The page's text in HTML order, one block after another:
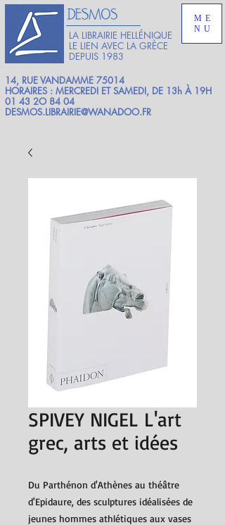
LA LIBRAIRIE HELLÉNIQUE
LE LIEN AVEC LA GRÈCE
DEPUIS 1983
ME
NU
14, RUE VANDAMME 75014
HORAIRES : MERCREDI ET SAMEDI, DE 13h À 19H
01 43 2O 84 04
DESMOS.LIBRAIRIE@WANADOO.FR
SPIVEY NIGEL L'art
grec, arts et idées
Du Parthénon d'Athènes au théâtre
d'Epidaure, des sculptures idéalisées de
jeunes hommes athlétiques aux vases